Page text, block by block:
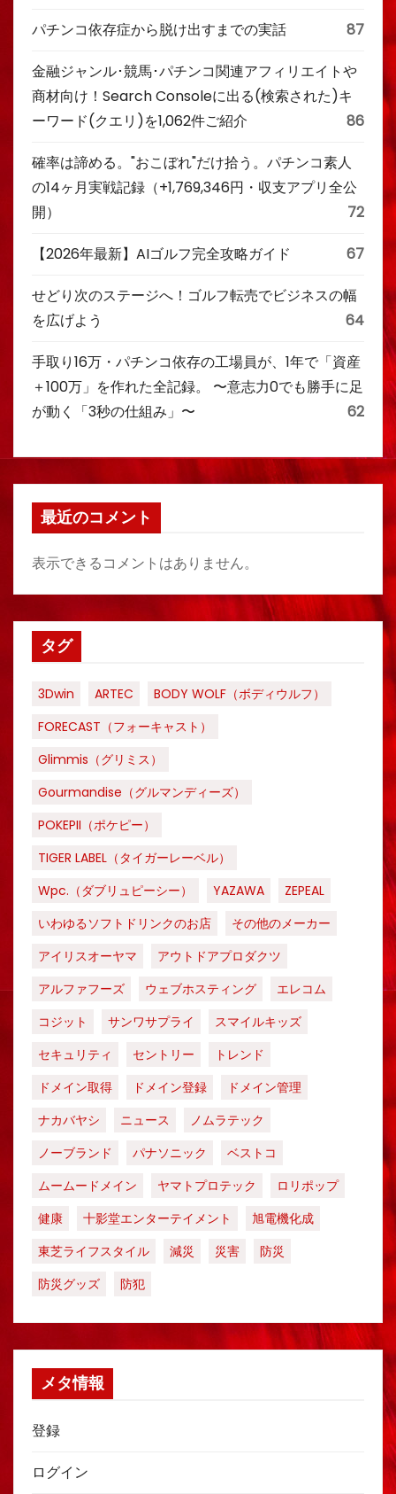
パチンコ依存症から脱け出すまでの実話 87
金融ジャンル･競馬･パチンコ関連アフィリエイトや
商材向け！Search Consoleに出る(検索された)キ
ーワード(クエリ)を1,062件ご紹介
86
確率は諦める。"おこぼれ"だけ拾う。パチンコ素人
の14ヶ月実戦記録（+1,769,346円・収支アプリ全公
開）
72
【2026年最新】AIゴルフ完全攻略ガイド 67
せどり次のステージへ！ゴルフ転売でビジネスの幅
を広げよう
64
手取り16万・パチンコ依存の工場員が、1年で「資産
＋100万」を作れた全記録。 〜意志力0でも勝手に足
が動く「3秒の仕組み」〜
62
最近のコメント
表示できるコメントはありません。
タグ
3Dwin ARTEC
BODY WOLF（ボディウルフ）
FORECAST（フォーキャスト）
Glimmis（グリミス）
Gourmandise（グルマンディーズ）
POKEPII（ポケピー）
TIGER LABEL（タイガーレーベル）
Wpc.（ダブリュピーシー）
YAZAWA
ZEPEAL
いわゆるソフトドリンクのお店
その他のメーカー
アイリスオーヤマ
アウトドアプロダクツ
アルファフーズ
ウェブホスティング
エレコム
コジット
サンワサプライ
スマイルキッズ
セキュリティ
セントリー
トレンド
ドメイン取得
ドメイン登録
ドメイン管理
ナカバヤシ
ニュース
ノムラテック
ノーブランド
パナソニック
ベストコ
ムームードメイン
ヤマトプロテック
ロリポップ
健康
十影堂エンターテイメント
旭電機化成
東芝ライフスタイル
減災 災害
防災
防災グッズ
防犯
メタ情報
登録
ログイン